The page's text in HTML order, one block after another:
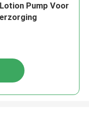
Pump Voor